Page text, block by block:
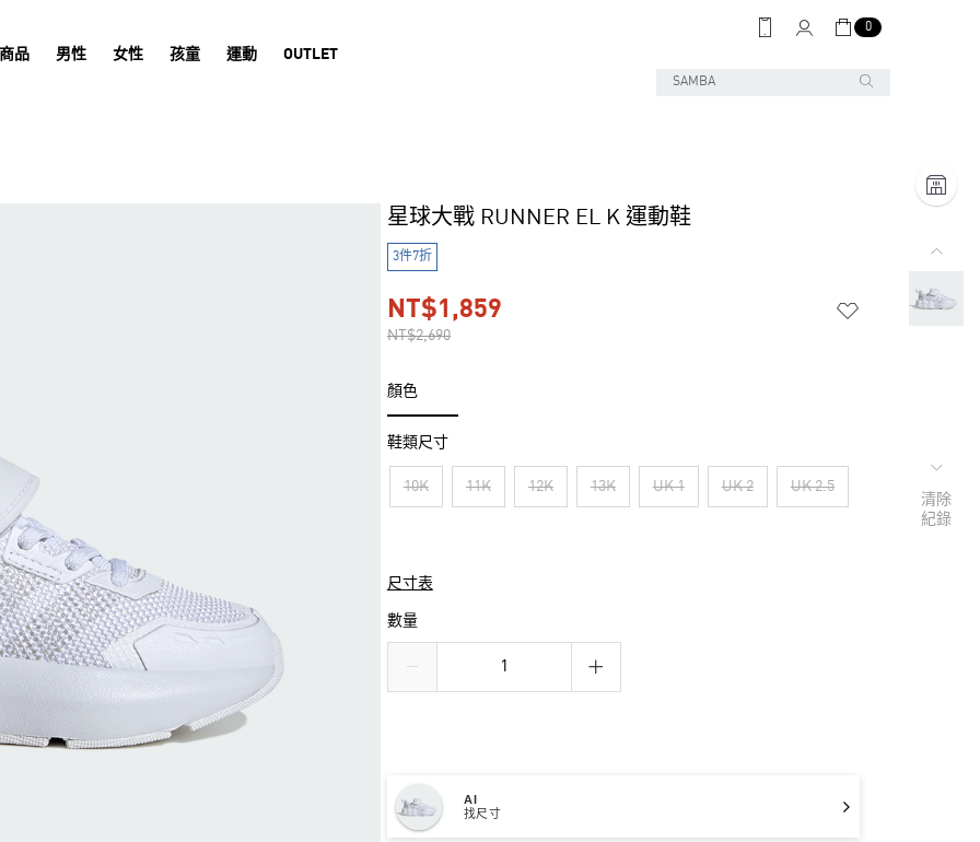
0
品 男性 女性 孩童 運動 OUTLET
星球大戰 RUNNER EL K 運動鞋
3件7折
NT$2,690
NT$1,859
顏色
鞋類尺寸
10K 11K 12K 13K UK 1 UK 2 UK 2.5
尺寸表
數量
AI
找尺寸
清除
紀錄